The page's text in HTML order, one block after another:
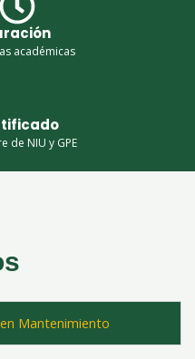
académicas
de NIU y GPE
Mantenimiento